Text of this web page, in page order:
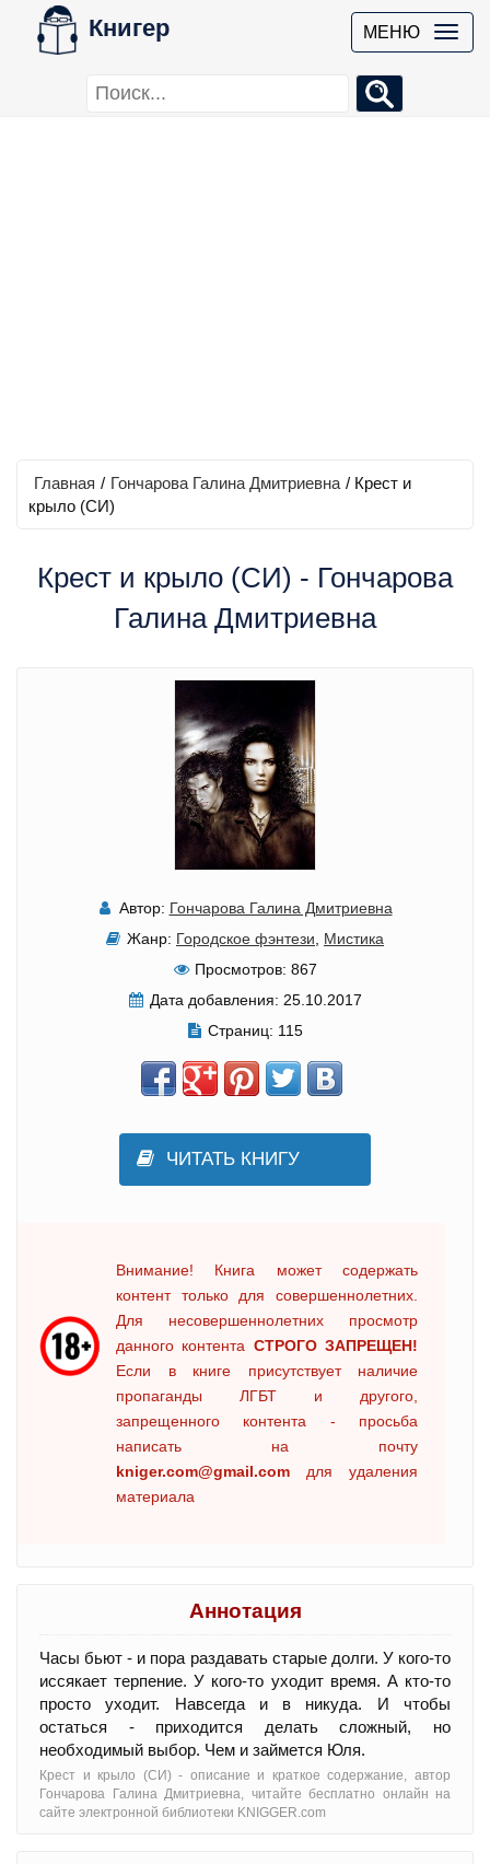
Книгер МЕНЮ
Главная / Гончарова Галина Дмитриевна / Крест и
крыло (СИ)
Крест и крыло (СИ) - Гончарова
Галина Дмитриевна
Автор: Гончарова Галина Дмитриевна
Жанр: Городское фэнтези
Мистика
Просмотров: 867
Дата добавления: 25.10.2017
Страниц: 115
ЧИТАТЬ КНИГУ
Внимание! Книга может содержать
контент только для совершеннолетних.
Для несовершеннолетних просмотр
данного контента СТРОГО ЗАПРЕЩЕН!
Если в книге присутствует наличие
пропаганды ЛГБТ и другого,
запрещенного контента - просьба
написать на почту
kniger.com@gmail.com для удаления
материала
Аннотация
Часы бьют - и пора раздавать старые долги. У кого-то
иссякает терпение. У кого-то уходит время. А кто-то
просто уходит. Навсегда и в никуда. И чтобы
остаться - приходится делать сложный, но
необходимый выбор. Чем и займется Юля.
Крест и крыло (СИ) - oписание и краткое содержание, автор
Гончарова Галина Дмитриевна, читайте бесплатно онлайн на
сайте электронной библиотеки KNIGGER.com